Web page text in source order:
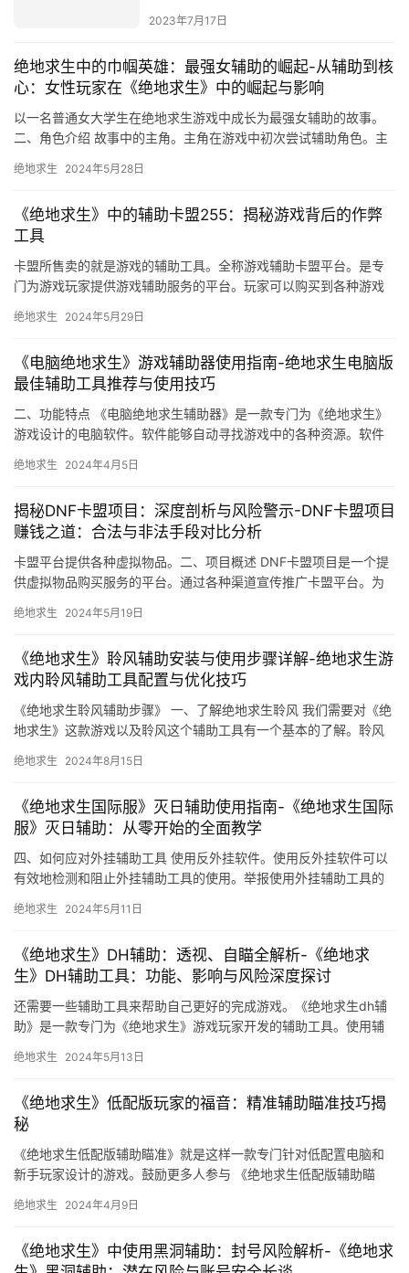
2023年7月17日
绝地求生中的巾帼英雄：最强女辅助的崛起-从辅助到核
心：女性玩家在《绝地求生》中的崛起与影响
以一名普通女大学生在绝地求生游戏中成长为最强女辅助的故事。
二、角色介绍 故事中的主角。主角在游戏中初次尝试辅助角色。主
绝地求生 2024年5月28日
《绝地求生》中的辅助卡盟255：揭秘游戏背后的作弊
工具
卡盟所售卖的就是游戏的辅助工具。全称游戏辅助卡盟平台。是专
门为游戏玩家提供游戏辅助服务的平台。玩家可以购买到各种游戏
绝地求生 2024年5月29日
《电脑绝地求生》游戏辅助器使用指南-绝地求生电脑版
最佳辅助工具推荐与使用技巧
二、功能特点 《电脑绝地求生辅助器》是一款专门为《绝地求生》
游戏设计的电脑软件。软件能够自动寻找游戏中的各种资源。软件
绝地求生 2024年4月5日
揭秘DNF卡盟项目：深度剖析与风险警示-DNF卡盟项目
赚钱之道：合法与非法手段对比分析
卡盟平台提供各种虚拟物品。二、项目概述 DNF卡盟项目是一个提
供虚拟物品购买服务的平台。通过各种渠道宣传推广卡盟平台。为
绝地求生 2024年5月19日
《绝地求生》聆风辅助安装与使用步骤详解-绝地求生游
戏内聆风辅助工具配置与优化技巧
《绝地求生聆风辅助步骤》 一、了解绝地求生聆风 我们需要对《绝
地求生》这款游戏以及聆风这个辅助工具有一个基本的了解。聆风
绝地求生 2024年8月15日
《绝地求生国际服》灭日辅助使用指南-《绝地求生国际
服》灭日辅助：从零开始的全面教学
四、如何应对外挂辅助工具 使用反外挂软件。使用反外挂软件可以
有效地检测和阻止外挂辅助工具的使用。举报使用外挂辅助工具的
绝地求生 2024年5月11日
《绝地求生》DH辅助：透视、自瞄全解析-《绝地求
生》DH辅助工具：功能、影响与风险深度探讨
还需要一些辅助工具来帮助自己更好的完成游戏。《绝地求生dh辅
助》是一款专门为《绝地求生》游戏玩家开发的辅助工具。使用辅
绝地求生 2024年5月13日
《绝地求生》低配版玩家的福音：精准辅助瞄准技巧揭
秘
《绝地求生低配版辅助瞄准》就是这样一款专门针对低配置电脑和
新手玩家设计的游戏。鼓励更多人参与 《绝地求生低配版辅助瞄
绝地求生 2024年4月9日
《绝地求生》中使用黑洞辅助：封号风险解析-《绝地求